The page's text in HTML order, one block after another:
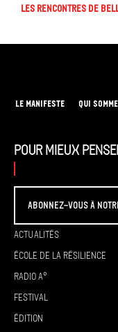
Les rencontres de
LE MANIFESTE QUI
Pour mieux
Abonnez-vous à
Actualités
École de la résilience
Radio A°
Festival
Édition